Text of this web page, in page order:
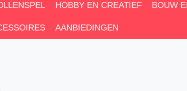
HOBBY EN CREATIEF BOUW
AANBIEDINGEN